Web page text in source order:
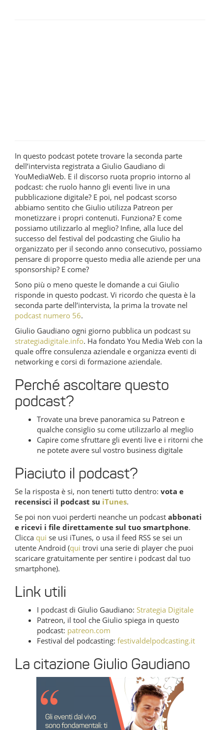
In questo podcast potete trovare la seconda parte
dell’intervista registrata a Giulio Gaudiano di
YouMediaWeb. E il discorso ruota proprio intorno al
podcast: che ruolo hanno gli eventi live in una
pubblicazione digitale? E poi, nel podcast scorso
abbiamo sentito che Giulio utilizza Patreon per
monetizzare i propri contenuti. Funziona? E come
possiamo utilizzarlo al meglio? Infine, alla luce del
successo del festival del podcasting che Giulio ha
organizzato per il secondo anno consecutivo, possiamo
pensare di proporre questo media alle aziende per una
sponsorship? E come?
Sono più o meno queste le domande a cui Giulio
risponde in questo podcast. Vi ricordo che questa è la
seconda parte dell’intervista, la prima la trovate nel
podcast numero 56.
Giulio Gaudiano ogni giorno pubblica un podcast su
strategiadigitale.info. Ha fondato You Media Web con la
quale offre consulenza aziendale e organizza eventi di
networking e corsi di formazione aziendale.
Perché ascoltare questo
podcast?
Trovate una breve panoramica su Patreon e
qualche consiglio su come utilizzarlo al meglio
Capire come sfruttare gli eventi live e i ritorni che
ne potete avere sul vostro business digitale
Piaciuto il podcast?
Se la risposta è si, non tenerti tutto dentro: vota e
recensisci il podcast su iTunes.
Se poi non vuoi perderti neanche un podcast abbonati
e ricevi i file direttamente sul tuo smartphone.
Clicca qui se usi iTunes, o usa il feed RSS se sei un
utente Android (qui trovi una serie di player che puoi
scaricare gratuitamente per sentire i podcast dal tuo
smartphone).
Link utili
I podcast di Giulio Gaudiano: Strategia Digitale
Patreon, il tool che Giulio spiega in questo
podcast: patreon.com
Festival del podcasting: festivaldelpodcasting.it
La citazione Giulio Gaudiano